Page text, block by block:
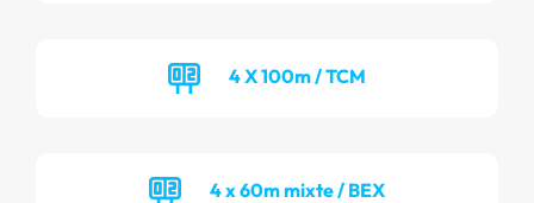
4 X 100m / TCM
4 x 60m mixte / BEX